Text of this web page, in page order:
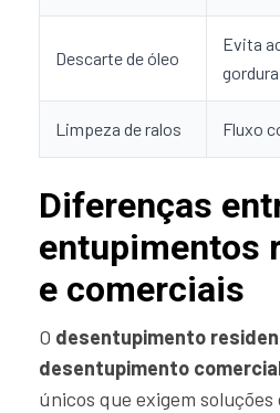
Descarte de óleo
Evita
gordura
Limpeza de ralos Fluxo
Diferenças
entupimentos
e comerciais
O desentupimento
desentupimento
únicos que exigem